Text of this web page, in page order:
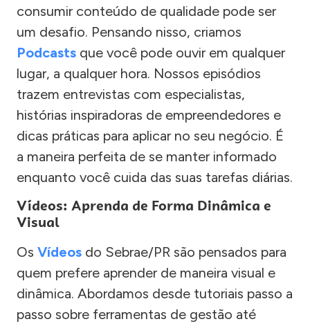
consumir conteúdo de qualidade pode ser
um desafio. Pensando nisso, criamos
Podcasts que você pode ouvir em qualquer
lugar, a qualquer hora. Nossos episódios
trazem entrevistas com especialistas,
histórias inspiradoras de empreendedores e
dicas práticas para aplicar no seu negócio. É
a maneira perfeita de se manter informado
enquanto você cuida das suas tarefas diárias.
Vídeos: Aprenda de Forma Dinâmica e
Visual
Os Vídeos do Sebrae/PR são pensados para
quem prefere aprender de maneira visual e
dinâmica. Abordamos desde tutoriais passo a
passo sobre ferramentas de gestão até